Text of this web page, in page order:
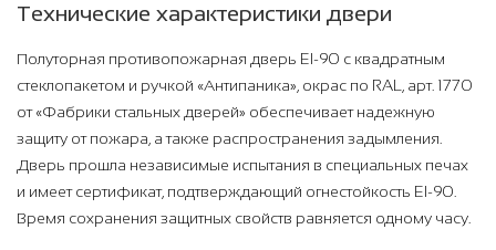
Технические характеристики двери
Полуторная противопожарная дверь EI-90 с квадратным
стеклопакетом и ручкой «Антипаника», окрас по RAL, арт. 1770
от «Фабрики стальных дверей» обеспечивает надежную
защиту от пожара, а также распространения задымления.
Дверь прошла независимые испытания в специальных печах
и имеет сертификат, подтверждающий огнестойкость EI-90.
Время сохранения защитных свойств равняется одному часу.